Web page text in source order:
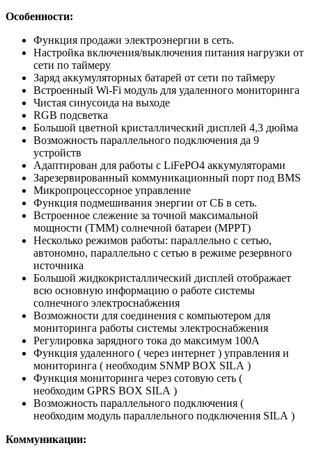
Особенности:
Функция продажи электроэнергии в сеть.
Настройка включения/выключения питания нагрузки от
сети по таймеру
Заряд аккумуляторных батарей от сети по таймеру
Встроенный Wi-Fi модуль для удаленного мониторинга
Чистая синусоида на выходе
RGB подсветка
Большой цветной кристаллический дисплей 4,3 дюйма
Возможность параллельного подключения да 9
устройств
Адаптирован для работы с LiFePO4 аккумуляторами
Зарезервированный коммуникационный порт под BMS
Микропроцессорное управление
Функция подмешивания энергии от СБ в сеть.
Встроенное слежение за точной максимальной
мощности (ТММ) солнечной батареи (MPPT)
Несколько режимов работы: параллельно с сетью,
автономно, параллельно с сетью в режиме резервного
источника
Большой жидкокристаллический дисплей отображает
всю основную информацию о работе системы
солнечного электроснабжения
Возможности для соединения с компьютером для
мониторинга работы системы электроснабжения
Регулировка зарядного тока до максимум 100А
Функция удаленного ( через интернет ) управления и
мониторинга ( необходим SNMP BOX SILA )
Функция мониторинга через сотовую сеть (
необходим GPRS BOX SILA )
Возможность параллельного подключения (
необходим модуль параллельного подключения SILA )
Коммуникации: